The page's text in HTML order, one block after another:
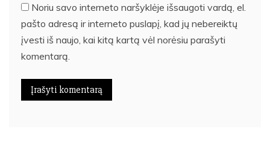
Noriu savo interneto naršyklėje išsaugoti vardą, el.
pašto adresą ir interneto puslapį, kad jų nebereiktų
įvesti iš naujo, kai kitą kartą vėl norėsiu parašyti
komentarą.